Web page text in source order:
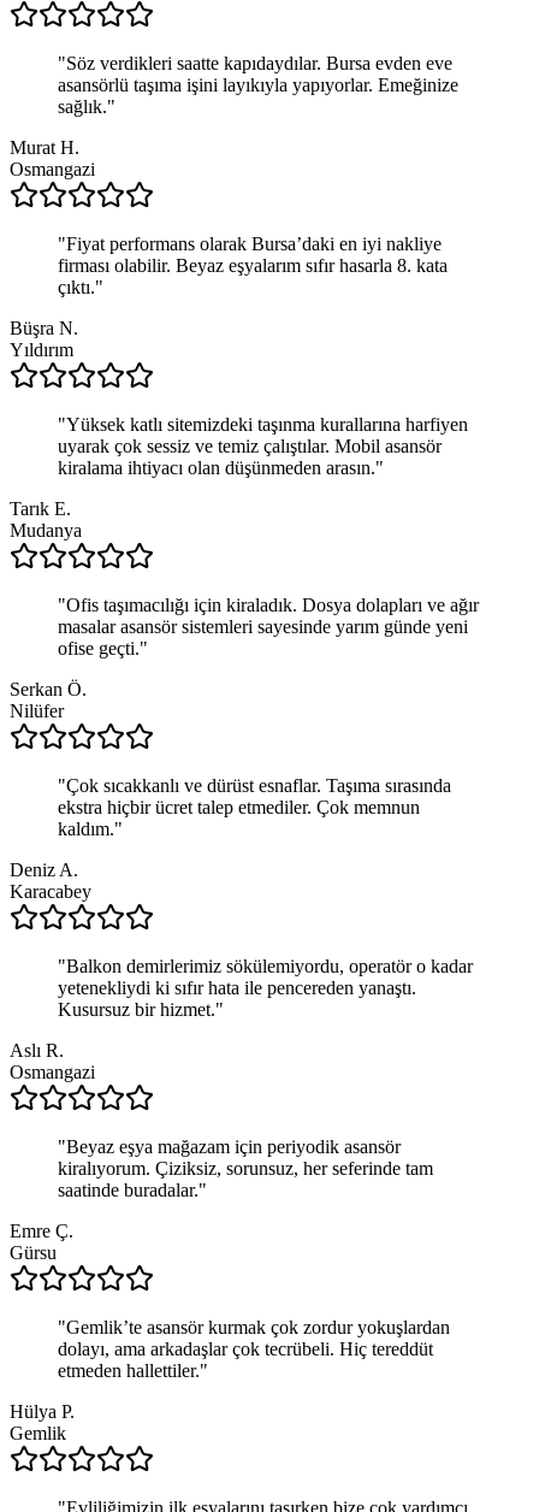
"Söz verdikleri saatte kapıdaydılar. Bursa evden eve
asansörlü taşıma işini layıkıyla yapıyorlar. Emeğinize
sağlık."
Murat H.
Osmangazi
"Fiyat performans olarak Bursa’daki en iyi nakliye
firması olabilir. Beyaz eşyalarım sıfır hasarla 8. kata
çıktı."
Büşra N.
Yıldırım
"Yüksek katlı sitemizdeki taşınma kurallarına harfiyen
uyarak çok sessiz ve temiz çalıştılar. Mobil asansör
kiralama ihtiyacı olan düşünmeden arasın."
Tarık E.
Mudanya
"Ofis taşımacılığı için kiraladık. Dosya dolapları ve ağır
masalar asansör sistemleri sayesinde yarım günde yeni
ofise geçti."
Serkan Ö.
Nilüfer
"Çok sıcakkanlı ve dürüst esnaflar. Taşıma sırasında
ekstra hiçbir ücret talep etmediler. Çok memnun
kaldım."
Deniz A.
Karacabey
"Balkon demirlerimiz sökülemiyordu, operatör o kadar
yetenekliydi ki sıfır hata ile pencereden yanaştı.
Kusursuz bir hizmet."
Aslı R.
Osmangazi
"Beyaz eşya mağazam için periyodik asansör
kiralıyorum. Çiziksiz, sorunsuz, her seferinde tam
saatinde buradalar."
Emre Ç.
Gürsu
"Gemlik’te asansör kurmak çok zordur yokuşlardan
dolayı, ama arkadaşlar çok tecrübeli. Hiç tereddüt
etmeden hallettiler."
Hülya P.
Gemlik
"Evliliğimizin ilk eşyalarını taşırken bize çok yardımcı